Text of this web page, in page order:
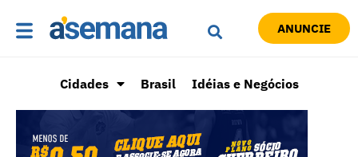
ANUNCIE
Cidades Brasil Idéias e Negócios